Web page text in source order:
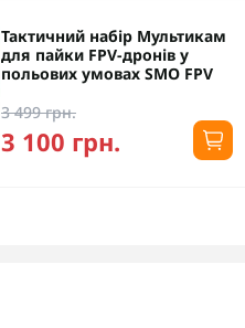
Тактичний набір Мультикам
для пайки FPV-дронів у
польових умовах SMO FPV
3 499 грн.
3 100 грн.